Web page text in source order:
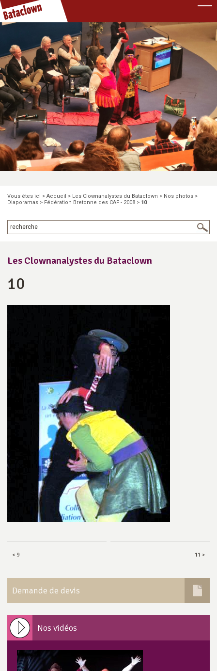
Vous êtes ici > Accueil > Les Clownanalystes du Bataclown > Nos photos >
Diaporamas > Fédération Bretonne des CAF - 2008 > 10
Les Clownanalystes du Bataclown
10
< 9 11 >
Demande de devis
Nos vidéos